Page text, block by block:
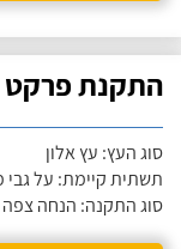
התקנת
סוג העץ: עץ אלון
תשתית קיימת: על גבי
סוג התקנה: הנחה צפה